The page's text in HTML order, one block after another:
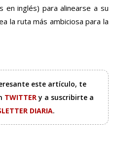
en inglés) para alinearse a su
la ruta más ambiciosa para la
este artículo, te
TWITTERy a suscribirte a
DIARIA.